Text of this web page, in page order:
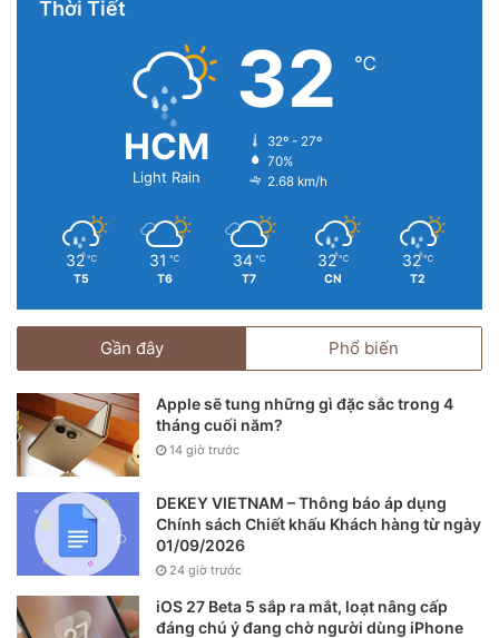
Thời Tiết
HCM
Light Rain
32 ℃
32º - 27º
70%
2.68 km/h
32 ℃
T5
31 ℃
T6
34 ℃
T7
32 ℃
CN
32 ℃
T2
Gần đây Phổ biến
Apple sẽ tung những gì đặc sắc trong 4
tháng cuối năm?
14 giờ trước
DEKEY VIETNAM – Thông báo áp dụng
Chính sách Chiết khấu Khách hàng từ ngày
01/09/2026
24 giờ trước
iOS 27 Beta 5 sắp ra mắt, loạt nâng cấp
đáng chú ý đang chờ người dùng iPhone